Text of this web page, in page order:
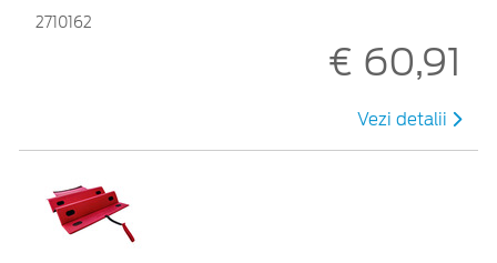
2710162
€ 60,91
Vezi detalii